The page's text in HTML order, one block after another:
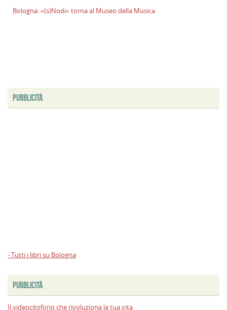
Bologna: «(s)Nodi» torna al Museo della Musica
PUBBLICITÀ
- Tutti i libri su Bologna
PUBBLICITÀ
Il videocitofono che rivoluziona la tua vita